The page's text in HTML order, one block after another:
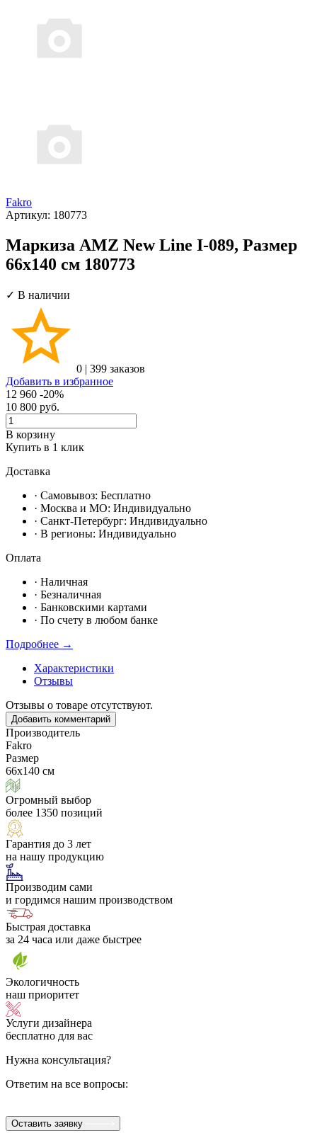
Fakro
Артикул: 180773
Маркиза AMZ New Line I-089, Размер
66х140 см 180773
✓ В наличии
0 | 399 заказов
Добавить в избранное
12 960 -20%
10 800 руб.
В корзину
Купить в 1 клик
Доставка
· Самовывоз: Бесплатно
· Москвa и МО: Индивидуально
· Санкт-Петербург: Индивидуально
· В регионы: Индивидуально
Оплата
· Наличная
· Безналичная
· Банковскими картами
· По счету в любом банке
Подробнее →
Характеристики
Отзывы
Отзывы о товаре отсутствуют.
Добавить комментарий
Производитель
Fakro
Размер
66х140 см
Огромный выбор
более 1350 позиций
Гарантия до 3 лет
на нашу продукцию
Производим сами
и гордимся нашим производством
Быстрая доставка
за 24 часа или даже быстрее
Экологичность
наш приоритет
Услуги дизайнера
бесплатно для вас
Нужна консультация?
Ответим на все вопросы:
Оставить заявку